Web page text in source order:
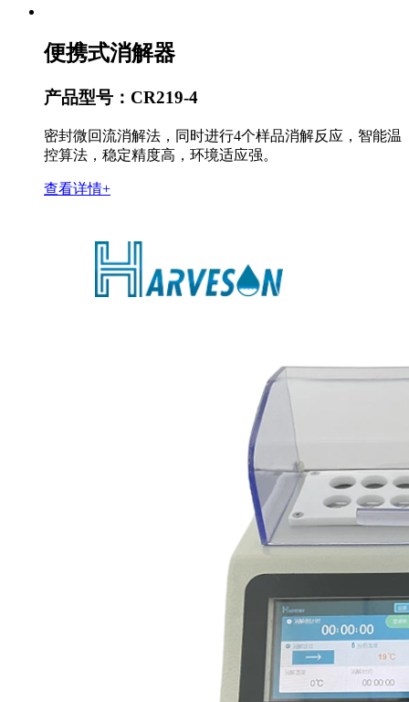
便携式消解器
产品型号：CR219-4
密封微回流消解法，同时进行4个样品消解反应，智能温
控算法，稳定精度高，环境适应强。
查看详情+